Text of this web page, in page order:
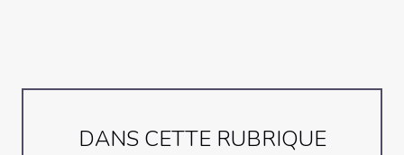
DANS CETTE RUBRIQUE